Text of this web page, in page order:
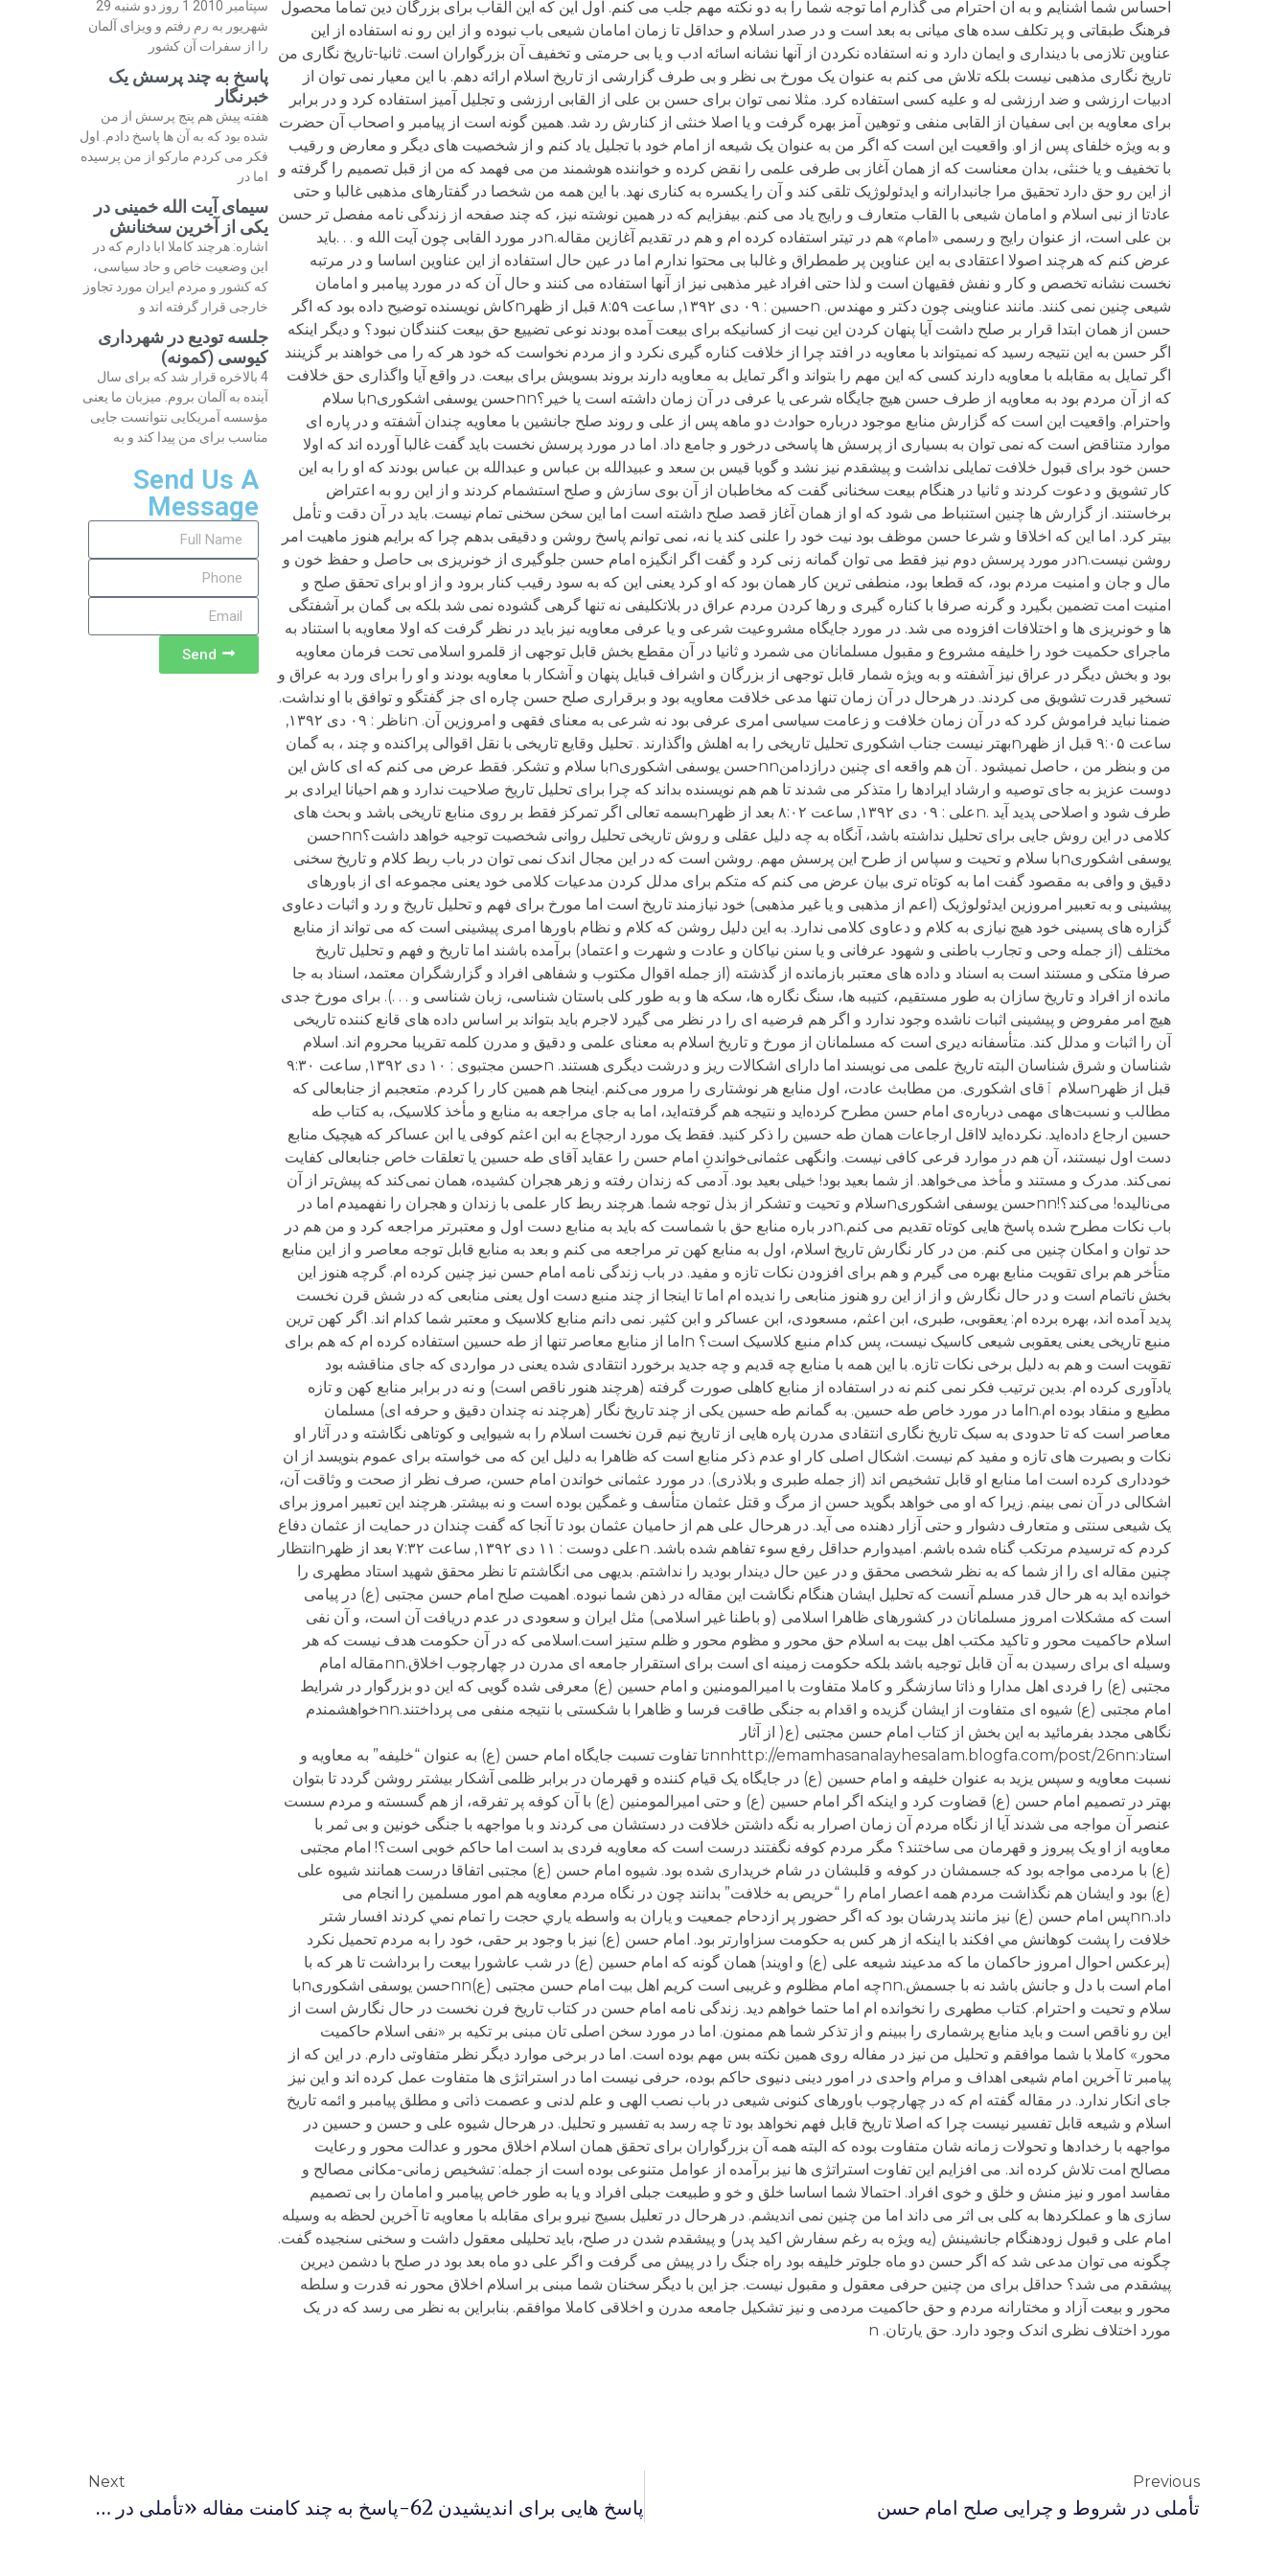
سپتامبر 2010 1 روز دو شنبه 29
شهریور به رم رفتم و ویزای آلمان
را از سفرات آن کشور
پاسخ به چند پرسش یک
خبرنگار
هفته پیش هم پنج پرسش از من
شده بود که به آن ها پاسخ دادم. اول
فکر می کردم مارکو از من پرسیده
اما در
سیمای آیت الله خمینی در
یکی از آخرین سخنانش
اشاره: هرچند کاملا ابا دارم که در
این وضعیت خاص و حاد سیاسی،
که کشور و مردم ایران مورد تجاوز
خارجی قرار گرفته اند و
جلسه تودیع در شهرداری
کیوسی (کمونه)
4 بالاخره قرار شد که برای سال
آینده به آلمان بروم. میزبان ما یعنی
مؤسسه آمریکایی نتوانست جایی
مناسب برای من پیدا کند و به
Send Us A
Message
Send
Previous
تأملی در شروط و چرایی صلح امام حسن
Next
پاسخ هایی برای اندیشیدن 62-پاسخ به چند کامنت مفاله «تأملی در شروط و چرایی صلح امام حسن»